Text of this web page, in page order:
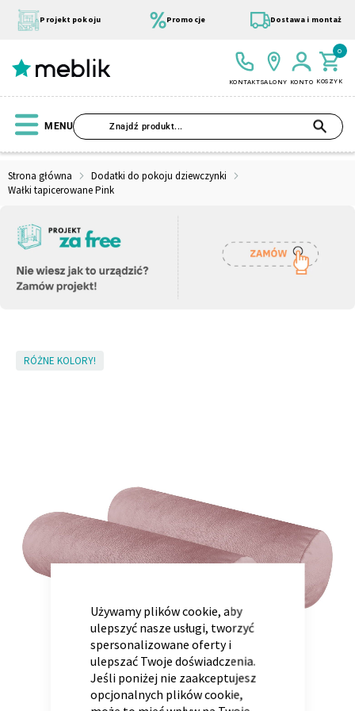
CLOSE
COOKIE
BAR
Używamy plików cookie, aby
ulepszyć nasze usługi, tworzyć
spersonalizowane oferty i
ulepszać Twoje doświadczenia.
Jeśli poniżej nie zaakceptujesz
opcjonalnych plików cookie,
treści
Projekt pokoju Promocje Dostawa i montaż
KONTAKTSALONY KONTO KOSZYK
0
MENU
Strona główna
Dodatki do pokoju dziewczynki
Wałki tapicerowane Pink
SkipRÓŻNE KOLORY!
Wszystkie Kolekcje
Skandynawskie Dziecięce
Szafa
Regał Szafka RTV
Materace
Wszystkie dodatki